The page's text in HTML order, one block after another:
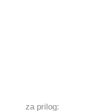
za prilog: